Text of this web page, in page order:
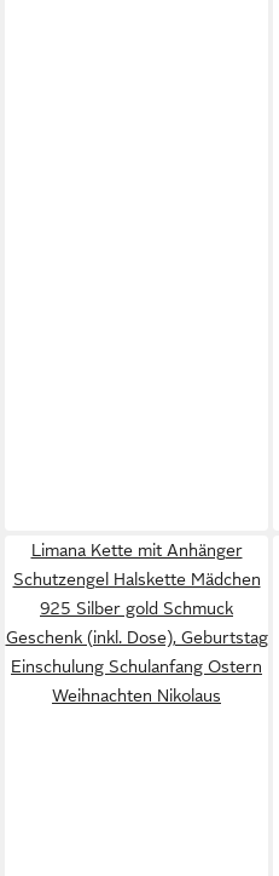
Limana Kette mit Anhänger
Schutzengel Halskette Mädchen
925 Silber gold Schmuck
Geschenk (inkl. Dose), Geburtstag
Einschulung Schulanfang Ostern
Weihnachten Nikolaus